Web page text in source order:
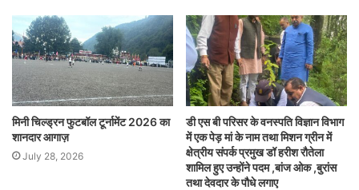
मिनी चिल्ड्रन फुटबॉल टूर्नामेंट 2026 का
शानदार आगाज़
July 28, 2026
डी एस बी परिसर के वनस्पति विज्ञान विभाग
में एक पेड़ मां के नाम तथा मिशन ग्रीन में
क्षेत्रीय संपर्क प्रमुख डॉ हरीश रौतेला
शामिल हुए उन्होंने पदम ,बांज ओक ,बुरांस
तथा देवदार के पौधे लगाए